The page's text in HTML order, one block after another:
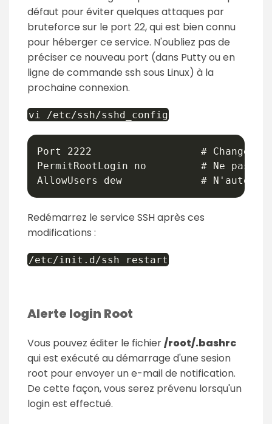
défaut pour éviter quelques attaques par
bruteforce sur le port 22, qui est bien connu
pour héberger ce service. N'oubliez pas de
préciser ce nouveau port (dans Putty ou en
ligne de commande ssh sous Linux) à la
prochaine connexion.
vi /etc/ssh/sshd_config
Port 2222                  # Changer
PermitRootLogin no         # Ne pas
Redémarrez le service SSH après ces
modifications :
/etc/init.d/ssh restart
Alerte login Root
Vous pouvez éditer le fichier/root/.bashrc
qui est exécuté au démarrage d'une sesion
root pour envoyer un e-mail de notification.
De cette façon, vous serez prévenu lorsqu'un
login est effectué.